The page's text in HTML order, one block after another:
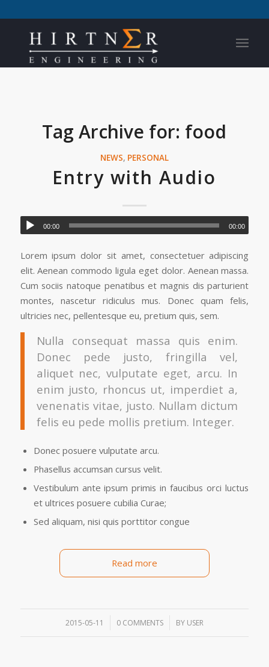
Tag Archive for: food
NEWS, PERSONAL
Entry with Audio
00:00 00:00
Lorem ipsum dolor sit amet, consectetuer adipiscing
elit. Aenean commodo ligula eget dolor. Aenean massa.
Cum sociis natoque penatibus et magnis dis parturient
montes, nascetur ridiculus mus. Donec quam felis,
ultricies nec, pellentesque eu, pretium quis, sem.
Nulla consequat massa quis enim.
Donec pede justo, fringilla vel,
aliquet nec, vulputate eget, arcu. In
enim justo, rhoncus ut, imperdiet a,
venenatis vitae, justo. Nullam dictum
felis eu pede mollis pretium. Integer.
Donec posuere vulputate arcu.
Phasellus accumsan cursus velit.
Vestibulum ante ipsum primis in faucibus orci luctus
et ultrices posuere cubilia Curae;
Sed aliquam, nisi quis porttitor congue
Read more
2015-05-11
/ 0 COMMENTS
/ BY USER